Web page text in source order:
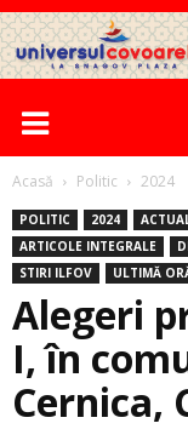
Acasă Politic 2024
POLITIC 2024
ARTICOLE INTEGRALE
STIRI ILFOV
ULTIMĂ
Alegeri
I, în
Cernica,